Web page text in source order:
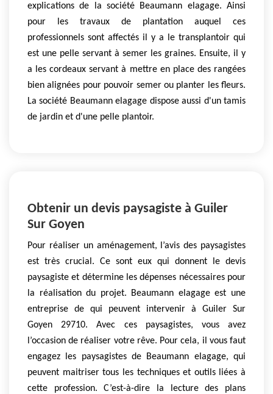
explications de la société Beaumann elagage. Ainsi
pour les travaux de plantation auquel ces
professionnels sont affectés il y a le transplantoir qui
est une pelle servant à semer les graines. Ensuite, il y
a les cordeaux servant à mettre en place des rangées
bien alignées pour pouvoir semer ou planter les fleurs.
La société Beaumann elagage dispose aussi d'un tamis
de jardin et d'une pelle plantoir.
Obtenir un devis paysagiste à Guiler
Sur Goyen
Pour réaliser un aménagement, l’avis des paysagistes
est très crucial. Ce sont eux qui donnent le devis
paysagiste et détermine les dépenses nécessaires pour
la réalisation du projet. Beaumann elagage est une
entreprise de qui peuvent intervenir à Guiler Sur
Goyen 29710. Avec ces paysagistes, vous avez
l’occasion de réaliser votre rêve. Pour cela, il vous faut
engagez les paysagistes de Beaumann elagage, qui
peuvent maitriser tous les techniques et outils liées à
cette profession. C’est-à-dire la lecture des plans